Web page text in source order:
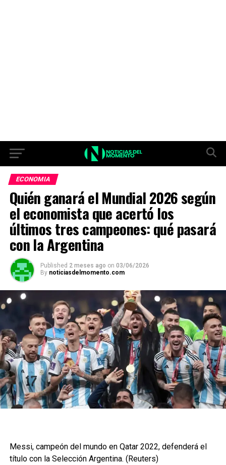
ECONOMIA
Quién ganará el Mundial 2026 según
el economista que acertó los
últimos tres campeones: qué pasará
con la Argentina
Published 2 meses ago on 03/06/2026
By noticiasdelmomento.com
Messi, campeón del mundo en Qatar 2022, defenderá el
título con la Selección Argentina. (Reuters)